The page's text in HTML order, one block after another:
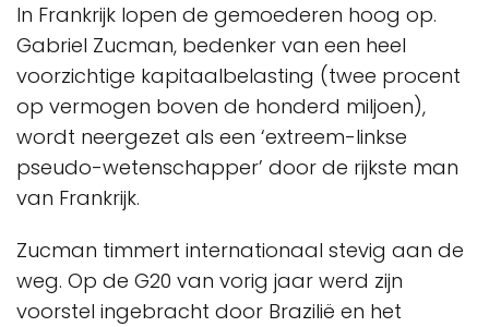
In Frankrijk lopen de gemoederen hoog op.
Gabriel Zucman, bedenker van een heel
voorzichtige kapitaalbelasting (twee procent
op vermogen boven de honderd miljoen),
wordt neergezet als een ‘extreem-linkse
pseudo-wetenschapper’ door de rijkste man
van Frankrijk.
Zucman timmert internationaal stevig aan de
weg. Op de G20 van vorig jaar werd zijn
voorstel ingebracht door Brazilië en het